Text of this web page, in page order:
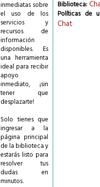
inmediatas sobre
el uso de los
servicios y
recursos de
información
disponibles. Es
una herramienta
ideal para recibir
apoyo
inmediato, ¡sin
tener que
desplazarte!
Solo tienes que
ingresar a la
página principal
de la biblioteca y
estarás listo para
resolver tus
dudas en
minutos.
Biblioteca:
Políticas de
Chat